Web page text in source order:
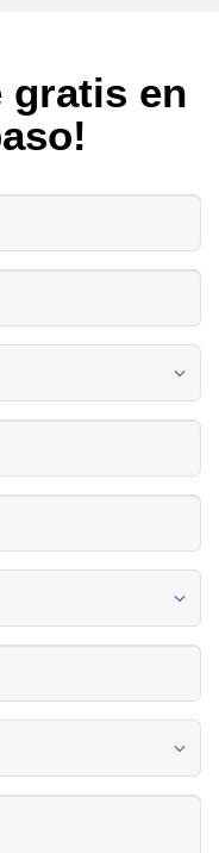
gratis en